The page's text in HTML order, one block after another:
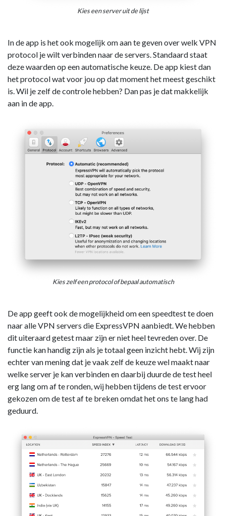
Kies een server uit de lijst
In de app is het ook mogelijk om aan te geven over welk VPN
protocol je wilt verbinden naar de servers. Standaard staat
deze waarden op een automatische keuze. De app kiest dan
het protocol wat voor jou op dat moment het meest geschikt
is. Wil je zelf de controle hebben? Dan pas je dat makkelijk
aan in de app.
Kies zelf een protocol of bepaal automatisch
De app geeft ook de mogelijkheid om een speedtest te doen
naar alle VPN servers die ExpressVPN aanbiedt. We hebben
dit uiteraard getest maar zijn er niet heel tevreden over. De
functie kan handig zijn als je totaal geen inzicht hebt. Wij zijn
echter van mening dat je vaak zelf de keuze wel maakt naar
welke server je kan verbinden en daarbij duurde de test heel
erg lang om af te ronden, wij hebben tijdens de test ervoor
gekozen om de test af te breken omdat het ons te lang had
geduurd.